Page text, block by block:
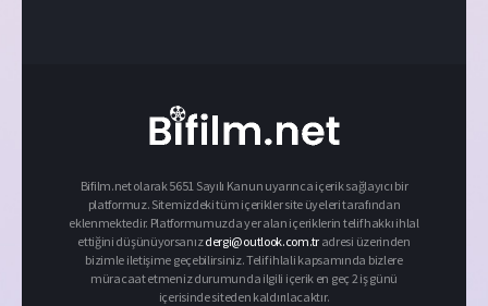
Bifilm.net olarak 5651 Sayılı Kanun uyarınca içerik sağlayıcı bir
platformuz. Sitemizdeki tüm içerikler site üyeleri tarafından
eklenmektedir. Platformumuzda yer alan içeriklerin telif hakkı ihlal
ettiğini düşünüyorsanızdergi@outlook.com.tr adresi üzerinden
bizimle iletişime geçebilirsiniz. Telif ihlali kapsamında bizlere
müracaat etmeniz durumunda ilgili içerik en geç 2 iş günü
içerisinde siteden kaldırılacaktır.